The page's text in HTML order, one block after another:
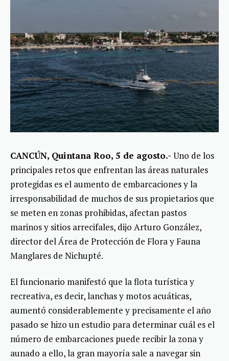
CANCÚN, Quintana Roo, 5 de agosto.- Uno de los
principales retos que enfrentan las áreas naturales
protegidas es el aumento de embarcaciones y la
irresponsabilidad de muchos de sus propietarios que
se meten en zonas prohibidas, afectan pastos
marinos y sitios arrecifales, dijo Arturo González,
director del Área de Protección de Flora y Fauna
Manglares de Nichupté.
El funcionario manifestó que la flota turística y
recreativa, es decir, lanchas y motos acuáticas,
aumentó considerablemente y precisamente el año
pasado se hizo un estudio para determinar cuál es el
número de embarcaciones puede recibir la zona y
aunado a ello, la gran mayoría sale a navegar sin